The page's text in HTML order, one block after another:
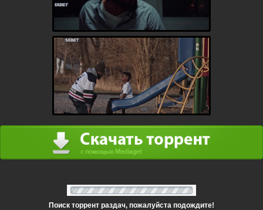
Поиск торрент раздач, пожалуйста подождите!